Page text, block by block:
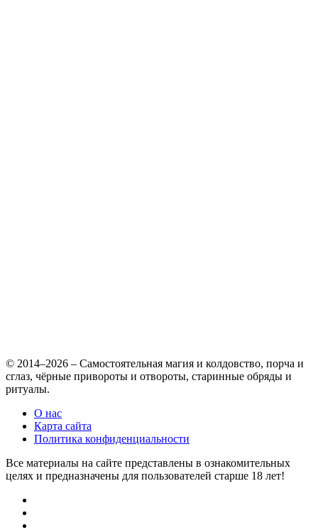
© 2014–2026 – Самостоятельная магия и колдовство, порча и
сглаз, чёрные привороты и отвороты, старинные обряды и
ритуалы.
О нас
Карта сайта
Политика конфиденциальности
Все материалы на сайте представлены в ознакомительных
целях и предназначены для пользователей старше 18 лет!